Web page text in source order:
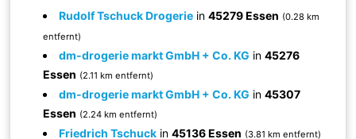
Rudolf Tschuck Drogerie in45279 Essen (0.28 km
entfernt)
dm-drogerie markt GmbH + Co. KG in45276
Essen (2.11 km entfernt)
dm-drogerie markt GmbH + Co. KG in45307
Essen (2.24 km entfernt)
Friedrich Tschuck in45136 Essen (3.81 km entfernt)